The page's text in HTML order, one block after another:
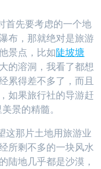
首先要考虑的一个地
布，那就绝对是旅游
景点，比如陡坡塘
的溶洞，我看了都想
累得差不多了，而且
如果旅行社的导游赶
景的精髓。
这那片土地用旅游业
所剩不多的一块风水
陆地几乎都是沙漠，